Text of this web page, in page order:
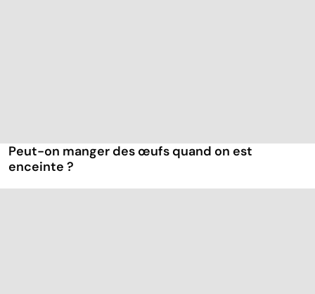
Peut-on manger des œufs quand on est
enceinte ?